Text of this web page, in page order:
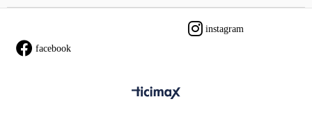
instagram
facebook